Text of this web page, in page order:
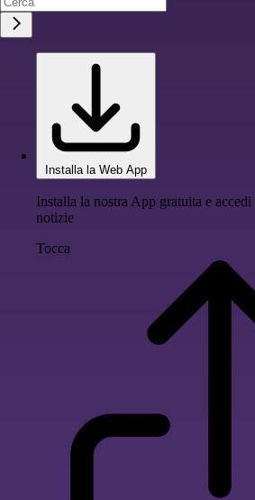
Installa la Web App
Installa la nostra App gratuita e
notizie
Tocca